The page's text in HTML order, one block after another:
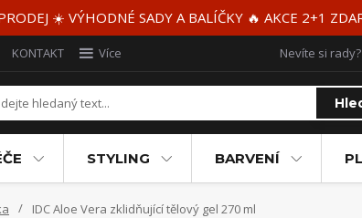
☀️ VÝHODNÉ SADY A BALÍČKY 🔥 AKCE 2+1
KONTAKT Více Nevíte si
STYLING BARVENÍ
IDC Aloe Vera zklidňující tělový gel 270 ml